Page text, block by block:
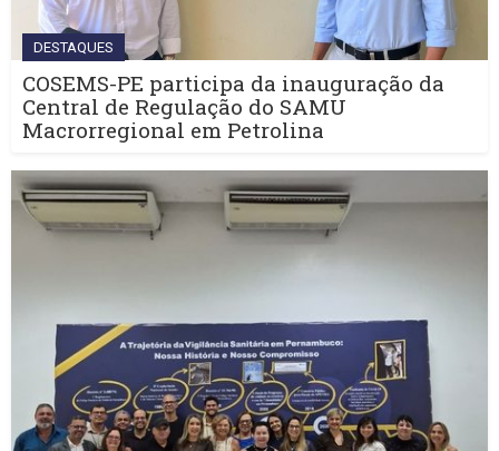
DESTAQUES
COSEMS-PE participa da inauguração da
Central de Regulação do SAMU
Macrorregional em Petrolina